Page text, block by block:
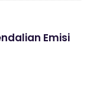
Emisi